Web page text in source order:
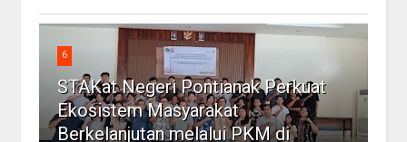
6
STAKat Negeri Pontianak Perkuat
Ekosistem Masyarakat
Berkelanjutan melalui PKM di